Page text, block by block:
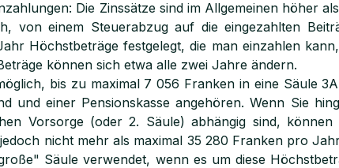
Die Zinssätze sind im Allgemeinen höher
von einem Steuerabzug auf die eingezahlten
Höchstbeträge festgelegt, die man einzahlen
können sich etwa alle zwei Jahre ändern.
bis zu maximal 7 056 Franken in eine Säule
und einer Pensionskasse angehören. Wenn Sie
Vorsorge (oder 2. Säule) abhängig sind,
nicht mehr als maximal 35 280 Franken pro
Säule verwendet, wenn es um diese